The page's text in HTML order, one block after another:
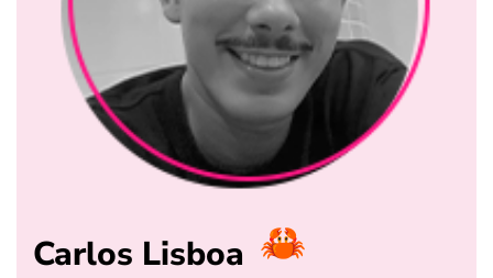
Carlos Lisboa